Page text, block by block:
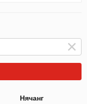
Нячанг